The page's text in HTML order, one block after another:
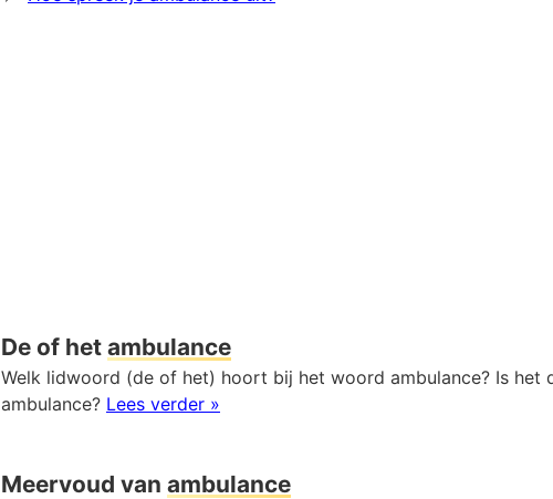
De of het ambulance
Welk lidwoord (de of het) hoort bij het woord ambulance? Is het
ambulance? Lees verder »
Meervoud van ambulance